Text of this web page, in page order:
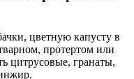
цветную капусту в
протертом или
цитрусовые, гранаты,